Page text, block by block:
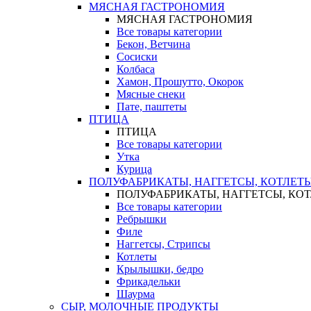
МЯСНАЯ ГАСТРОНОМИЯ
МЯСНАЯ ГАСТРОНОМИЯ
Все товары категории
Бекон, Ветчина
Сосиски
Колбаса
Хамон, Прошутто, Окорок
Мясные снеки
Пате, паштеты
ПТИЦА
ПТИЦА
Все товары категории
Утка
Курица
ПОЛУФАБРИКАТЫ, НАГГЕТСЫ,
ПОЛУФАБРИКАТЫ, НАГГЕТСЫ,
Все товары категории
Ребрышки
Филе
Наггетсы, Стрипсы
Котлеты
Крылышки, бедро
Фрикадельки
Шаурма
СЫР, МОЛОЧНЫЕ ПРОДУКТЫ